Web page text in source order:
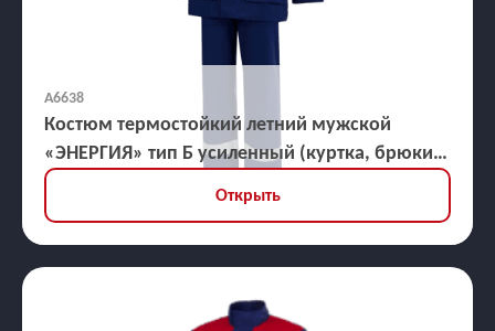
А6638
Костюм термостойкий летний мужской
«ЭНЕРГИЯ» тип Б усиленный (куртка, брюки),
ЗЭТВ 35,2 кал/кв.см
Открыть